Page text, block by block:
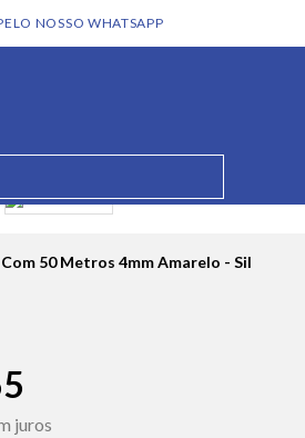
NOSSO WHATSAPP
50 Metros 4mm Amarelo - Sil
juros